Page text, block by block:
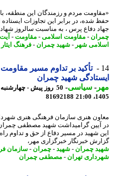
مردم و رزمندگان این منطقه، با
شده، در برابر این تجاوزات ایستاده
دفاع پرس ، به مناسبت سالروز شهادت
- مقاومت اسلامی-مقاومت-آیت
شهر -شهید چمران- فرهنگ ایثار و
تأکید بر تداوم مسیر مقاومت و
شهید چمران
-سیاسی-
50
81692188
هنری سازمان فرهنگی هنری شهرداری
گرامیداشت شهید مصطفی چمران، بر
شهید در مسیر دفاع از حق و تداوم راه
خبرنگار خبرگزاری مهر،
چمران- شهید-چمران- سازمان
تهران- مصطفی چمران